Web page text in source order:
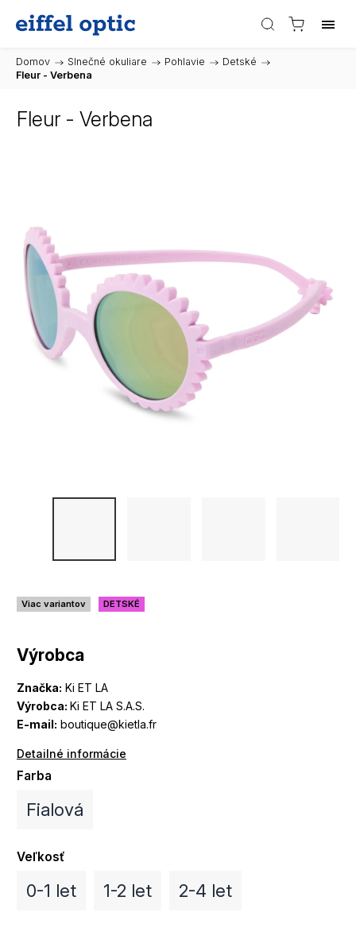
Domov / Slnečné okuliare / Pohlavie / Detské /
Fleur - Verbena
Fleur - Verbena
Výrobca
Značka: Ki ET LA
Výrobca: Ki ET LA S.A.S.
E-mail: boutique@kietla.fr
Detailné informácie
Viac variantov DETSKÉ
Farba
Fialová
Veľkosť
0-1 let 1-2 let 2-4 let